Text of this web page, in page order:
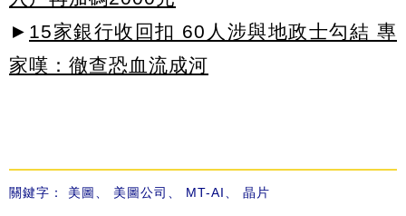
► 15家銀行收回扣 60人涉與地政士勾結 專
家嘆：徹查恐血流成河
關鍵字： 美圖 美圖公司 MT-AI 晶片